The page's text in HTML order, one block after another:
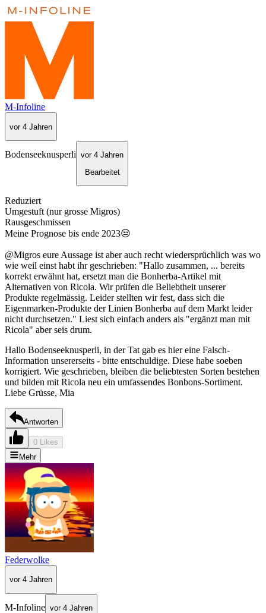
M-Infoline
vor 4 Jahren
Bodenseeknusperli vor 4 Jahren
Bearbeitet
Reduziert
Umgestuft (nur grosse Migros)
Rausgeschmissen
Meine Prognose bis ende 2023😒
@Migros eure Aussage ist aber auch recht wiedersprüchlich was wo
wie weil einst habt ihr geschrieben: "Hallo zusammen, ... bereits
korrekt erwähnt hat, ersetzt man die Bonherba-Artikel mit
Alternativen von Ricola. Wir prüfen die Beliebtheit unserer
Produkte regelmässig. Leider stellten wir fest, dass sich die
Eigenmarken-Produkte der Linien Bonherba auf dem Markt leider
nicht durchsetzen." Liest sich einfach anders als "ergänzt man mit
Ricola" aber seis drum.
Hallo Bodenseeknusperli, in der Tat gab es hier eine Falsch-
Information unsererseits - bitte entschuldige. Diese habe soeben
korrigiert. Wie geschrieben, bleiben die beliebtesten Sorten bestehen
und bilden mit Ricola neu ein umfassendes Bonbons-Sortiment.
Liebe Grüsse, Mia
Antworten
0 Likes
Mehr
Federwolke
vor 4 Jahren
M-Infoline vor 4 Jahren